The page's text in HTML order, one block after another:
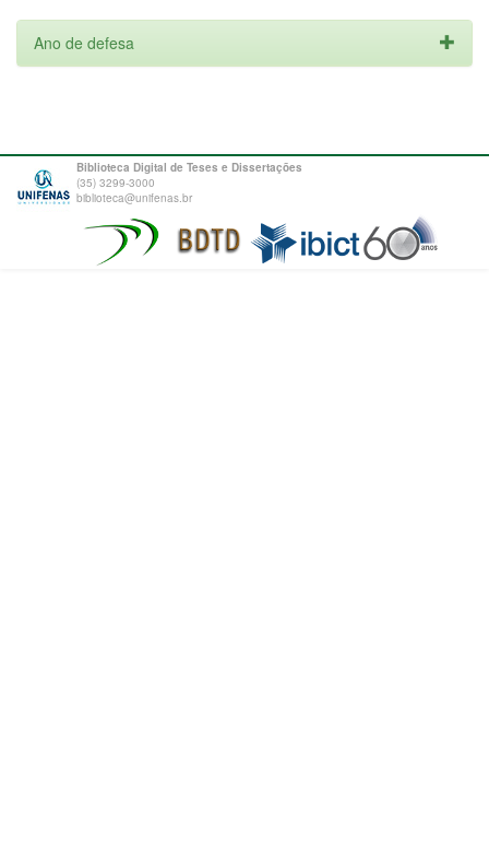
Ano de defesa
Biblioteca Digital de Teses e Dissertações
(35) 3299-3000
biblioteca@unifenas.br